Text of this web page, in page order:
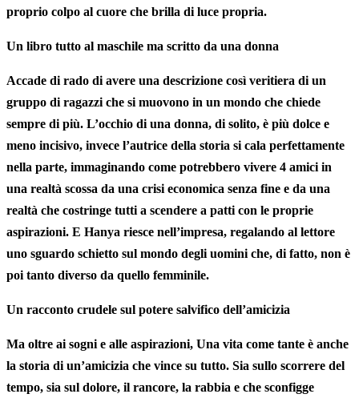
proprio colpo al cuore che brilla di luce propria.
Un libro tutto al maschile ma scritto da una donna
Accade di rado di avere una descrizione così veritiera di un
gruppo di ragazzi che si muovono in un mondo che chiede
sempre di più. L’occhio di una donna, di solito, è più dolce e
meno incisivo, invece l’autrice della storia si cala perfettamente
nella parte, immaginando come potrebbero vivere 4 amici in
una realtà scossa da una crisi economica senza fine e da una
realtà che costringe tutti a scendere a patti con le proprie
aspirazioni. E Hanya riesce nell’impresa, regalando al lettore
uno sguardo schietto sul mondo degli uomini che, di fatto, non è
poi tanto diverso da quello femminile.
Un racconto crudele sul potere salvifico dell’amicizia
Ma oltre ai sogni e alle aspirazioni, Una vita come tante è anche
la storia di un’amicizia che vince su tutto. Sia sullo scorrere del
tempo, sia sul dolore, il rancore, la rabbia e che sconfigge